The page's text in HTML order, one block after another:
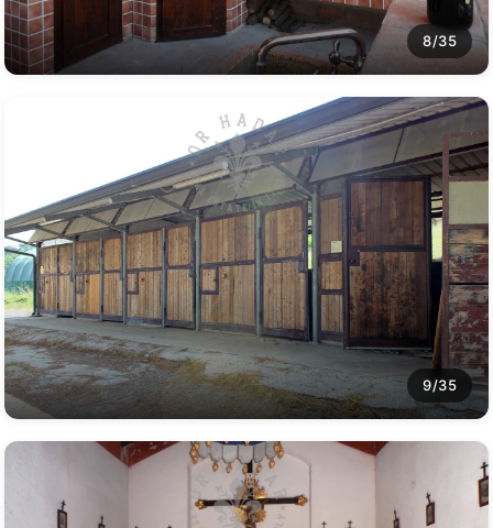
8/35
9/35